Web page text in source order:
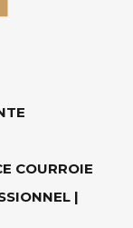
COURROIE
|